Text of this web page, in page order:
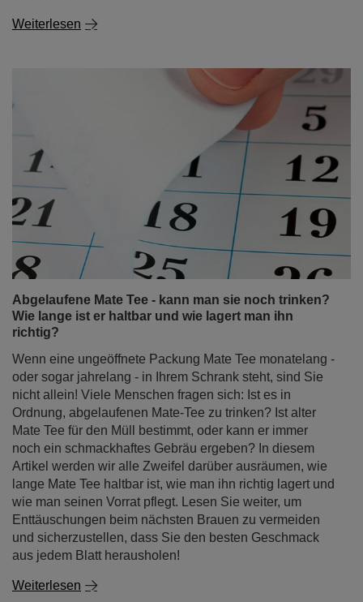
Abgelaufene Mate Tee - kann man sie noch trinken?
Wie lange ist er haltbar und wie lagert man ihn
richtig?
Wenn eine ungeöffnete Packung Mate Tee monatelang -
oder sogar jahrelang - in Ihrem Schrank steht, sind Sie
nicht allein! Viele Menschen fragen sich: Ist es in
Ordnung, abgelaufenen Mate-Tee zu trinken? Ist alter
Mate Tee für den Müll bestimmt, oder kann er immer
noch ein schmackhaftes Gebräu ergeben? In diesem
Artikel werden wir alle Zweifel darüber ausräumen, wie
lange Mate Tee haltbar ist, wie man ihn richtig lagert und
wie man seinen Vorrat pflegt. Lesen Sie weiter, um
Enttäuschungen beim nächsten Brauen zu vermeiden
und sicherzustellen, dass Sie den besten Geschmack
aus jedem Blatt herausholen!
Weiterlesen